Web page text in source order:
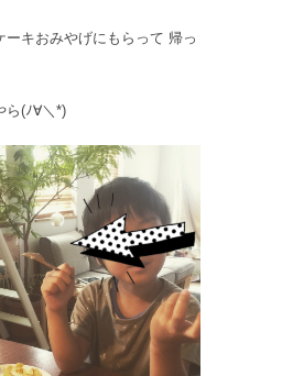
ーキおみやげにもらって 帰っ
ら(ﾉ∀＼*)